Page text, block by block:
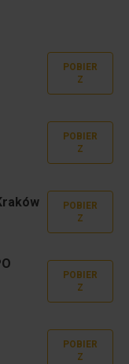
POBIER
Z
POBIER
Z
POBIER
Z
POBIER
Z
POBIER
Z